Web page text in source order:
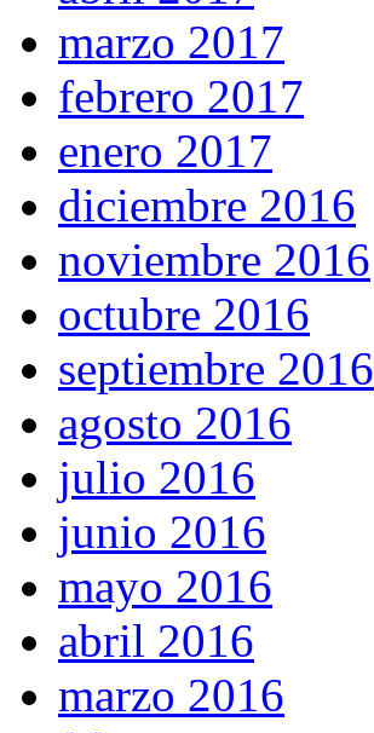
marzo 2017
febrero 2017
enero 2017
diciembre 2016
noviembre 2016
octubre 2016
septiembre 2016
agosto 2016
julio 2016
junio 2016
mayo 2016
abril 2016
marzo 2016